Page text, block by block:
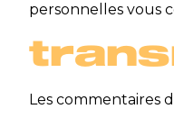
personnelles vous
Les commentaires